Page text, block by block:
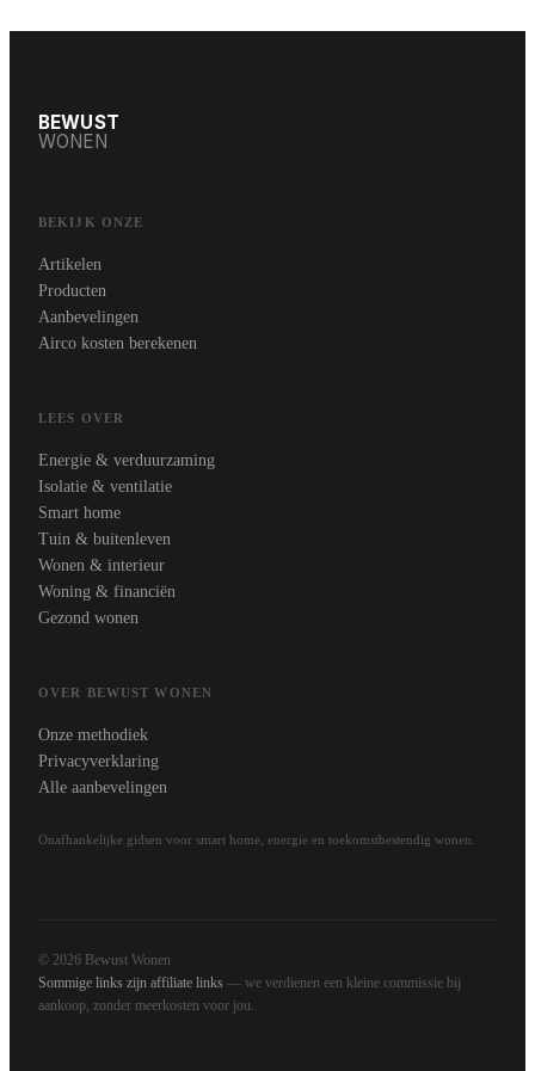
BEWUST
WONEN
BEKIJK ONZE
Artikelen
Producten
Aanbevelingen
Airco kosten berekenen
LEES OVER
Energie & verduurzaming
Isolatie & ventilatie
Smart home
Tuin & buitenleven
Wonen & interieur
Woning & financiën
Gezond wonen
OVER BEWUST WONEN
Onze methodiek
Privacyverklaring
Alle aanbevelingen
Onafhankelijke gidsen voor smart home, energie en toekomstbestendig wonen.
© 2026 Bewust Wonen
Sommige links zijn affiliate links — we verdienen een kleine commissie bij
aankoop, zonder meerkosten voor jou.